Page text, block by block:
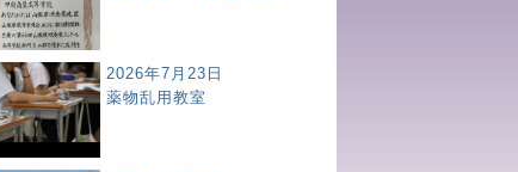
2026年7月23日
薬物乱用教室